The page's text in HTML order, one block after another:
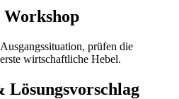
Workshop
prüfen die
wirtschaftliche Hebel.
Lösungsvorschlag